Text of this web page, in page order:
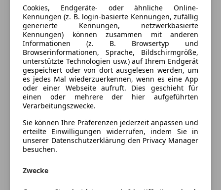
Armlehne
Berganfahrassistent
Einparkhilfe
Einparkhilfe Rückfahrkamera
Einparkhilfe selbstlenkendes System
Einparkhilfe Sensoren hinten
Einparkhilfe Sensoren vorne
Klimaanlage
Klimaautomatik
Lederlenkrad
Lordosenstütze
Multifunktionslenkrad
Panoramadach
Regensensor
Farbe und Innenausstattung
Außenfarbe
Weiß
Lackierung
Andere
Preisbewertung
Mehr anzeigen
Versicherung
Kfz-Versicherung
Cookies, Endgeräte- oder ähnliche Online-
Kennungen (z. B. login-basierte Kennungen, zufällig
generierte Kennungen, netzwerkbasierte
Kennungen) können zusammen mit anderen
Informationen (z. B. Browsertyp und
Browserinformationen, Sprache, Bildschirmgröße,
unterstützte Technologien usw.) auf Ihrem Endgerät
gespeichert oder von dort ausgelesen werden, um
es jedes Mal wiederzuerkennen, wenn es eine App
oder einer Webseite aufruft. Dies geschieht für
einen oder mehrere der hier aufgeführten
Verarbeitungszwecke.
Sie können Ihre Präferenzen jederzeit anpassen und
erteilte Einwilligungen widerrufen, indem Sie in
unserer Datenschutzerklärung den Privacy Manager
besuchen.
Zwecke